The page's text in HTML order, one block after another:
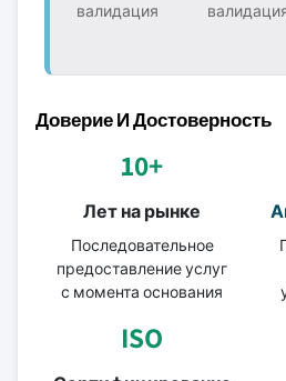
валидация
Доверие И Достоверность
10+
Лет на рынке
Последовательное
предоставление услуг
с момента основания
ISO